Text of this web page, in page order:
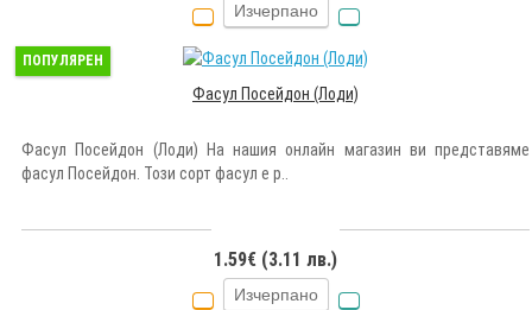
Изчерпано
ПОПУЛЯРЕН
Фасул Посейдон (Лоди)
Фасул Посейдон (Лоди) На нашия онлайн магазин ви представяме
фасул Посейдон. Този сорт фасул е р..
1.59€ (3.11 лв.)
Изчерпано